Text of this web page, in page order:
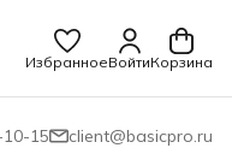
ИзбранноеВойтиКорзина
15 client@basicpro.ru